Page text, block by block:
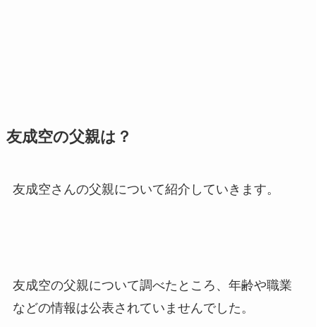
友成空の父親は？
友成空さんの父親について紹介していきます。
友成空の父親について調べたところ、年齢や職業
などの情報は公表されていませんでした。